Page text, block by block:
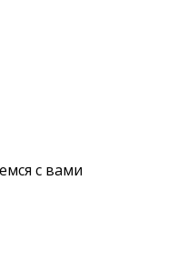
с вами